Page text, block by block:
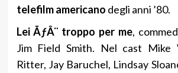
telefilm americano degli anni ’80.
Lei ÃƒÂ¨ troppo per me,
Jim Field Smith. Nel cast Mike
Ritter, Jay Baruchel, Lindsay